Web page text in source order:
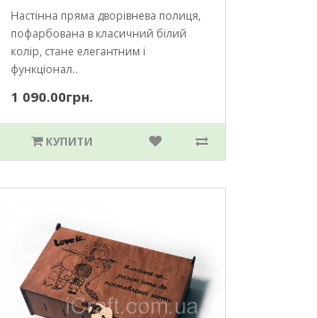
Настінна пряма дворівнева полиця,
пофарбована в класичний білий
колір, стане елегантним і
функціонал..
1 090.00грн.
КУПИТИ